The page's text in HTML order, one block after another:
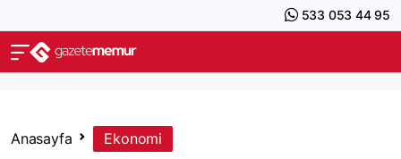
533 053 44 95
Anasayfa Ekonomi